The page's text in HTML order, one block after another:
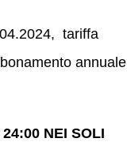
tariffa
annuale
NEI SOLI